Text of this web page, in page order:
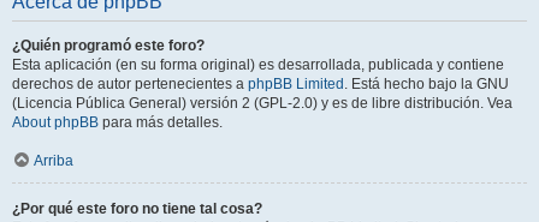
¿Quién programó este foro?
Esta aplicación (en su forma original) es desarrollada, publicada y contiene
derechos de autor pertenecientes a phpBB Limited . Está hecho bajo la GNU
(Licencia Pública General) versión 2 (GPL-2.0) y es de libre distribución. Vea
About phpBB para más detalles.
Arriba
¿Por qué este foro no tiene tal cosa?